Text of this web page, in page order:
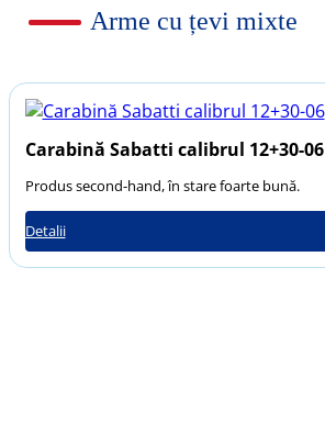
Arme cu țevi mixte
Carabină Sabatti calibrul 12+30-06
Produs second-hand, în stare foarte bună.
Detalii